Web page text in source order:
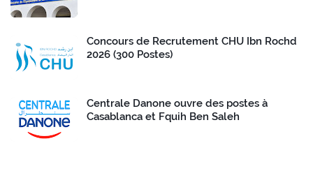
Concours de Recrutement CHU Ibn Rochd
2026 (300 Postes)
Centrale Danone ouvre des postes à
Casablanca et Fquih Ben Saleh